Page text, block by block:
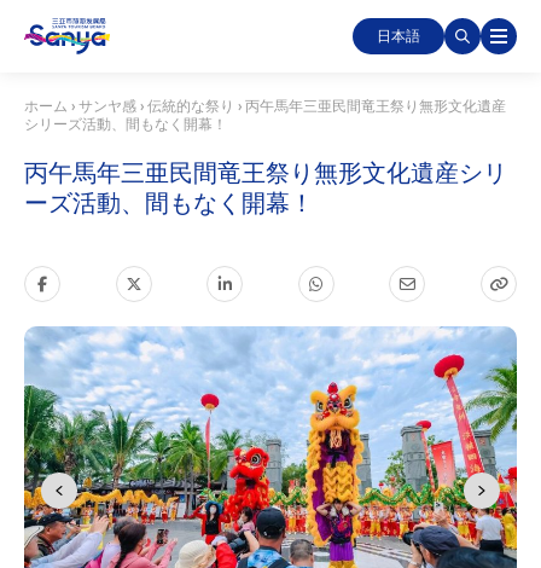
日本語
ホーム › サンヤ感 › 伝統的な祭り › 丙午馬年三亜民間竜王祭り無形文化遺産
シリーズ活動、間もなく開幕！
丙午馬年三亜民間竜王祭り無形文化遺産シリ
ーズ活動、間もなく開幕！